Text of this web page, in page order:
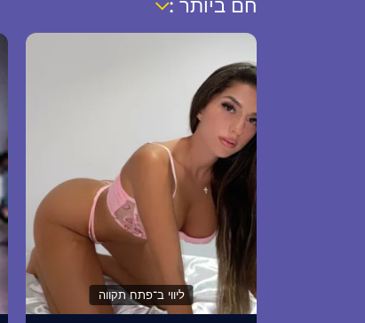
חם ביותר :
ליווי ב־פתח תקווה